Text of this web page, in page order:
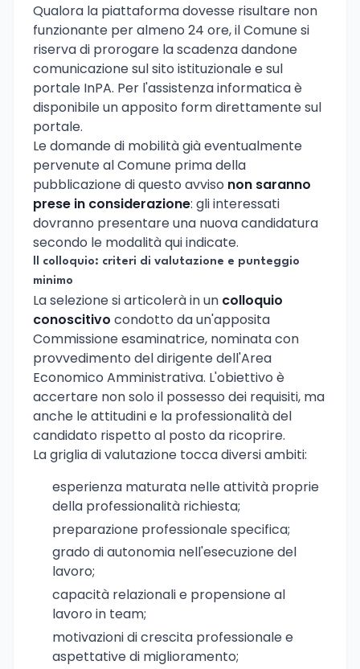
Qualora la piattaforma dovesse risultare non
funzionante per almeno 24 ore, il Comune si
riserva di prorogare la scadenza dandone
comunicazione sul sito istituzionale e sul
portale InPA. Per l'assistenza informatica è
disponibile un apposito form direttamente sul
portale.
Le domande di mobilità già eventualmente
pervenute al Comune prima della
pubblicazione di questo avviso non saranno
prese in considerazione: gli interessati
dovranno presentare una nuova candidatura
secondo le modalità qui indicate.
Il colloquio: criteri di valutazione e punteggio
minimo
La selezione si articolerà in un colloquio
conoscitivo condotto da un'apposita
Commissione esaminatrice, nominata con
provvedimento del dirigente dell'Area
Economico Amministrativa. L'obiettivo è
accertare non solo il possesso dei requisiti, ma
anche le attitudini e la professionalità del
candidato rispetto al posto da ricoprire.
La griglia di valutazione tocca diversi ambiti:
esperienza maturata nelle attività proprie
della professionalità richiesta;
preparazione professionale specifica;
grado di autonomia nell'esecuzione del
lavoro;
capacità relazionali e propensione al
lavoro in team;
motivazioni di crescita professionale e
aspettative di miglioramento;